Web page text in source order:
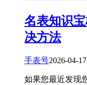
名表知识
决方法
手表号2026-04-
如果您最近发现